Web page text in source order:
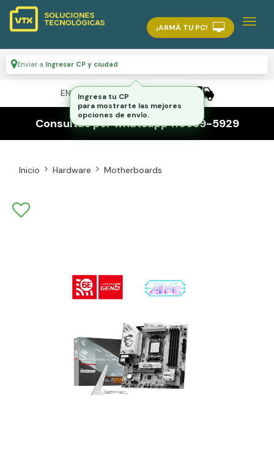
¡ARMÁ TU PC!
Enviar a Ingresar CP y ciudad
ENVÍO GRATIS A TODO EL PAÍS
Consultas por whatsapp 116559-5929
Inicio Hardware Motherboards
Ingresa tu CP
para mostrarte las mejores
opciones de envío.